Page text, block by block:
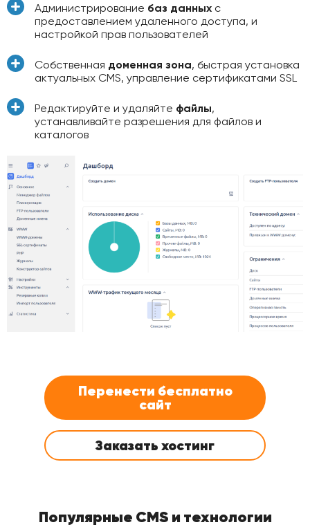
Администрирование баз данных с
предоставлением удаленного доступа, и
настройкой прав пользователей
Собственная доменная зона, быстрая установка
актуальных CMS, управление сертификатами SSL
Редактируйте и удаляйте файлы,
устанавливайте разрешения для файлов и
каталогов
Перенести бесплатно
сайт
Заказать хостинг
Популярные CMS и технологии